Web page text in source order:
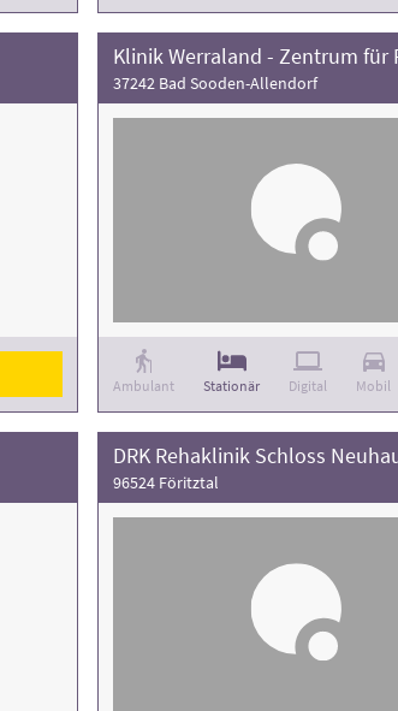
Klinik Werraland - Zentrum für
37242 Bad Sooden-Allendorf
Ambulant Stationär Digital Mobil
DRK Rehaklinik Schloss
96524 Föritztal